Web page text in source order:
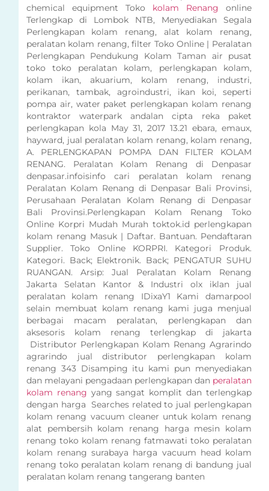
chemical equipment Toko kolam Renang online
Terlengkap di Lombok NTB, Menyediakan Segala
Perlengkapan kolam renang, alat kolam renang,
peralatan kolam renang, filter Toko Online | Peralatan
Perlengkapan Pendukung Kolam Taman air pusat
toko toko peralatan kolam, perlengkapan kolam,
kolam ikan, akuarium, kolam renang, industri,
perikanan, tambak, agroindustri, ikan koi, seperti
pompa air, water paket perlengkapan kolam renang
kontraktor waterpark andalan cipta reka paket
perlengkapan kola May 31, 2017 13.21 ebara, emaux,
hayward, jual peralatan kolam renang, kolam renang,
A. PERLENGKAPAN POMPA DAN FILTER KOLAM
RENANG. Peralatan Kolam Renang di Denpasar
denpasar.infoisinfo cari peralatan kolam renang
Peralatan Kolam Renang di Denpasar Bali Provinsi,
Perusahaan Peralatan Kolam Renang di Denpasar
Bali Provinsi.Perlengkapan Kolam Renang Toko
Online Korpri Mudah Murah toktok.id perlengkapan
kolam renang Masuk | Daftar. Bantuan. Pendaftaran
Supplier. Toko Online KORPRI. Kategori Produk.
Kategori. Back; Elektronik. Back; PENGATUR SUHU
RUANGAN. Arsip: Jual Peralatan Kolam Renang
Jakarta Selatan Kantor & Industri olx iklan jual
peralatan kolam renang IDixaY1 Kami damarpool
selain membuat kolam renang kami juga menjual
berbagai macam peralatan, perlengkapan dan
aksesoris kolam renang terlengkap di jakarta
Distributor Perlengkapan Kolam Renang Agrarindo
agrarindo jual distributor perlengkapan kolam
renang 343 Disamping itu kami pun menyediakan
dan melayani pengadaan perlengkapan dan peralatan
kolam renang yang sangat komplit dan terlengkap
dengan harga Searches related to jual perlengkapan
kolam renang vacuum cleaner untuk kolam renang
alat pembersih kolam renang harga mesin kolam
renang toko kolam renang fatmawati toko peralatan
kolam renang surabaya harga vacuum head kolam
renang toko peralatan kolam renang di bandung jual
peralatan kolam renang tangerang banten